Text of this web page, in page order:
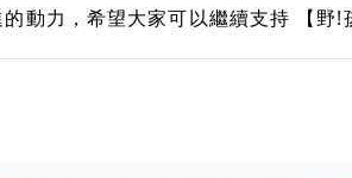
動力，希望大家可以繼續支持 【野!